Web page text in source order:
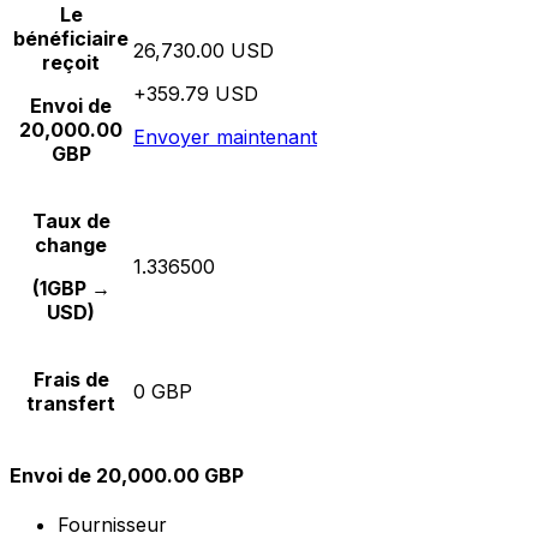
Le
bénéficiaire
reçoit
Envoi de
20,000.00
GBP
26,730.00 USD
+359.79 USD
Envoyer maintenant
Taux de
change
(1GBP →
USD)
1.336500
Frais de
transfert
0 GBP
Envoi de 20,000.00 GBP
Fournisseur